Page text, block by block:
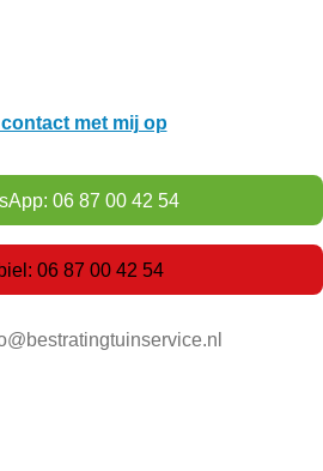
contact met mij op
06 87 00 42 54
06 87 00 42 54